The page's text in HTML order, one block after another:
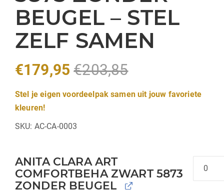
BEUGEL – STEL
ZELF SAMEN
€179,95 €203,85
Stel je eigen voordeelpak samen uit jouw favoriete
kleuren!
SKU: AC-CA-0003
ANITA CLARA ART
COMFORTBEHA ZWART 5873
ZONDER BEUGEL